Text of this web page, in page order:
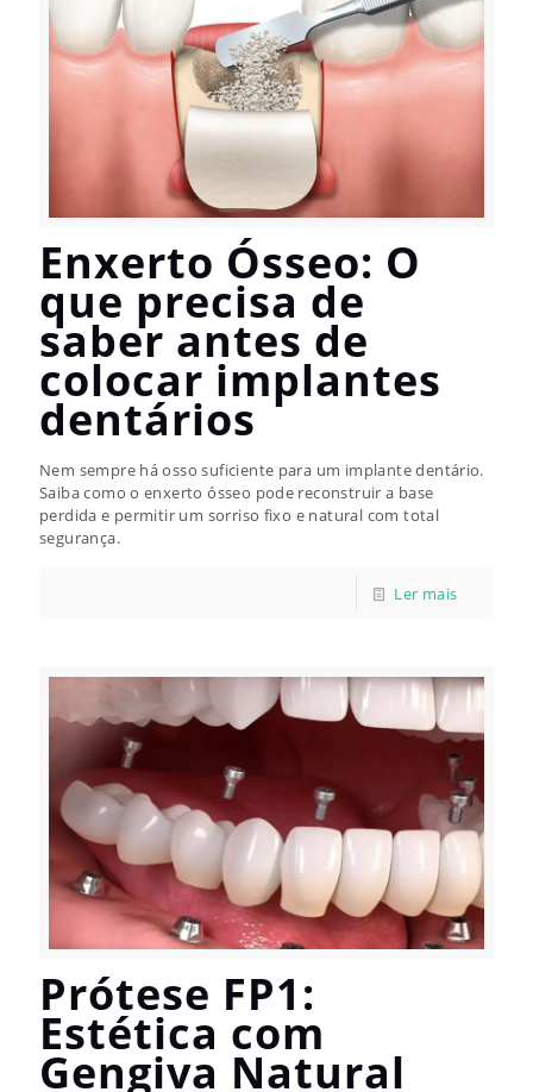
Enxerto Ósseo: O
que precisa de
saber antes de
colocar implantes
dentários
Nem sempre há osso suficiente para um implante dentário.
Saiba como o enxerto ósseo pode reconstruir a base
perdida e permitir um sorriso fixo e natural com total
segurança.
Prótese FP1:
Estética com
Gengiva Natural